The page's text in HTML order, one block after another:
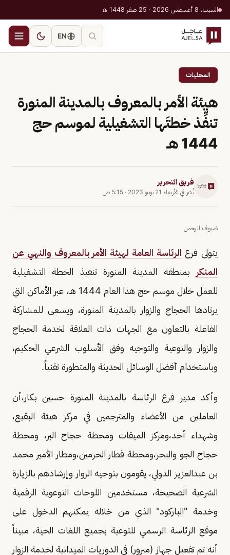
السبت، 8 أغسطس 2026 · 25 صفر 1448 هـ
EN
المحليات
هيئة الأمر بالمعروف بالمدينة المنورة
تنفِّذ خطتَها التشغيلية لموسم حج
1444 هـ
فريق التحرير
نُشر في الأربعاء 21 يونيو 2023 · 5:15 ص
ضيوف الرحمن
يتولى فرع الرئاسة العامة لهيئة الأمر بالمعروف والنهي عن
المنكر بمنطقة المدينة المنورة تنفيذ الخطة التشغيلية
للعمل خلال موسم حج هذا العام 1444 هـ، عبر الأماكن التي
يرتادها الحجاج والزوار بالمدينة المنورة، ويسعى للمشاركة
الفاعلة بالتعاون مع الجهات ذات العلاقة لخدمة الحجاج
والزوار والتوعية والتوجيه وفق الأسلوب الشرعي الحكيم،
وباستخدام أفضل الوسائل الحديثة والمتطورة تقنياً.
وأكد مدير فرع الرئاسة بالمدينة المنورة حسين بكار،أن
العاملين من الأعضاء والمترجمين في مركز هيئة البقيع،
وشهداء أحد،ومركز الميقات ومحطة حجاج البر، ومحطة
حجاج الجو والبحر،ومحطة قطار الحرمين،ومطار الأمير محمد
بن عبدالعزيز الدولي، يقومون بتوجيه الزوار وإرشادهم بالزيارة
الشرعية الصحيحة، مستخدمين اللوحات التوعوية الرقمية
وخدمة "الباركود" الذي من خلاله يمكنهم الدخول على
موقع الرئاسة الرسمي للتوعية بجميع اللغات الحية، مبيناً
أنه تم تفعيل جهاز (مبرور) في الدوريات الميدانية لخدمة الزوار